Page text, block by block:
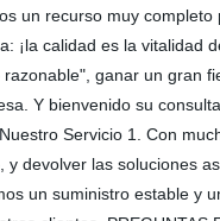
un recurso muy
¡la calidad es la
ganar un gran
Y bienvenido su
Servicio 1. Con
devolver las soluciones
un suministro estable y